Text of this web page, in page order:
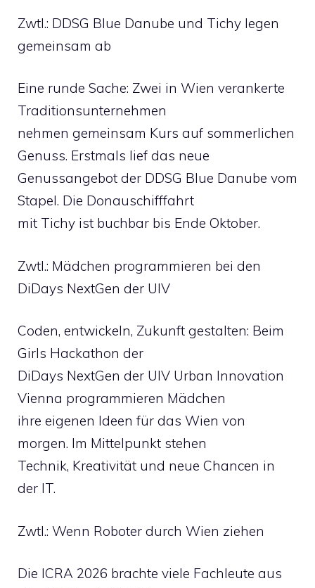
Zwtl.: DDSG Blue Danube und Tichy legen
gemeinsam ab
Eine runde Sache: Zwei in Wien verankerte
Traditionsunternehmen
nehmen gemeinsam Kurs auf sommerlichen
Genuss. Erstmals lief das neue
Genussangebot der DDSG Blue Danube vom
Stapel. Die Donauschifffahrt
mit Tichy ist buchbar bis Ende Oktober.
Zwtl.: Mädchen programmieren bei den
DiDays NextGen der UIV
Coden, entwickeln, Zukunft gestalten: Beim
Girls Hackathon der
DiDays NextGen der UIV Urban Innovation
Vienna programmieren Mädchen
ihre eigenen Ideen für das Wien von
morgen. Im Mittelpunkt stehen
Technik, Kreativität und neue Chancen in
der IT.
Zwtl.: Wenn Roboter durch Wien ziehen
Die ICRA 2026 brachte viele Fachleute aus